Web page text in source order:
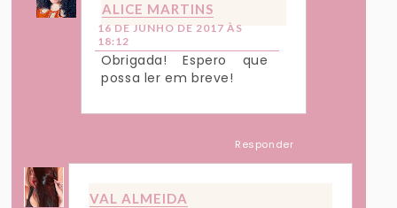
ALICE MARTINS
16 DE JUNHO DE 2017 ÀS
18:12
Obrigada! Espero que
possa ler em breve!
Responder
VAL ALMEIDA